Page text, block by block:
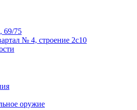
69/75
№ 4, строение 2с10
оружие